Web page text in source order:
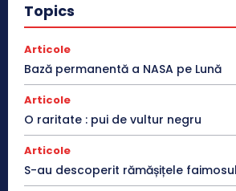
Topics
Articole
Bază permanentă a NASA pe Lună
Articole
O raritate : pui de vultur negru
Articole
S-au descoperit rămășițele